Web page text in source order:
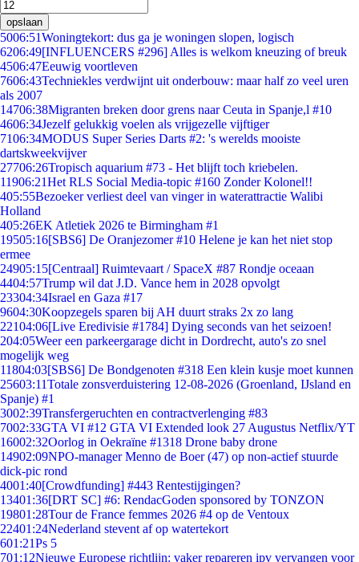
opslaan
5006:51Woningtekort: dus ga je woningen slopen, logisch
6206:49[INFLUENCERS #296] Alles is welkom kneuzing of breuk
4506:47Eeuwig voortleven
7606:43Techniekles verdwijnt uit onderbouw: maar half zo veel uren
als 2007
14706:38Migranten breken door grens naar Ceuta in Spanje,l #10
4606:34Jezelf gelukkig voelen als vrijgezelle vijftiger
7106:34MODUS Super Series Darts #2: 's werelds mooiste
dartskweekvijver
27706:26Tropisch aquarium #73 - Het blijft toch kriebelen.
11906:21Het RLS Social Media-topic #160 Zonder Kolonel!!
405:55Bezoeker verliest deel van vinger in waterattractie Walibi
Holland
405:26EK Atletiek 2026 te Birmingham #1
19505:16[SBS6] De Oranjezomer #10 Helene je kan het niet stop
ermee
24905:15[Centraal] Ruimtevaart / SpaceX #87 Rondje oceaan
4404:57Trump wil dat J.D. Vance hem in 2028 opvolgt
23304:34Israel en Gaza #17
9604:30Koopzegels sparen bij AH duurt straks 2x zo lang
22104:06[Live Eredivisie #1784] Dying seconds van het seizoen!
204:05Weer een parkeergarage dicht in Dordrecht, auto's zo snel
mogelijk weg
11804:03[SBS6] De Bondgenoten #318 Een klein kusje moet kunnen
25603:11Totale zonsverduistering 12-08-2026 (Groenland, IJsland en
Spanje) #1
3002:39Transfergeruchten en contractverlenging #83
7002:33GTA VI #12 GTA VI Extended look 27 Augustus Netflix/YT
16002:32Oorlog in Oekraïne #1318 Drone baby drone
14902:09NPO-manager Menno de Boer (47) op non-actief stuurde
dick-pic rond
4001:40[Crowdfunding] #443 Rentestijgingen?
13401:36[DRT SC] #6: RendacGoden sponsored by TONZON
19801:28Tour de France femmes 2026 #4 op de Ventoux
22401:24Nederland stevent af op watertekort
601:21Ps 5
701:12Nieuwe Europese richtlijn: vaker repareren ipv vervangen voor